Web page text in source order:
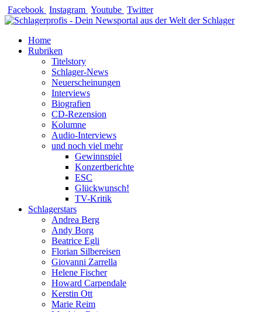
Zum
Inhalt
Facebook Instagram Youtube Twitter
Home
Rubriken
Titelstory
Schlager-News
Neuerscheinungen
Interviews
Biografien
CD-Rezension
Kolumne
Audio-Interviews
und noch viel mehr
Gewinnspiel
Konzertberichte
ESC
Glückwunsch!
TV-Kritik
Schlagerstars
Andrea Berg
Andy Borg
Beatrice Egli
Florian Silbereisen
Giovanni Zarrella
Helene Fischer
Howard Carpendale
Kerstin Ott
Marie Reim